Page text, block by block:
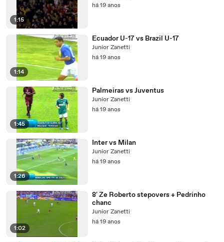
1:15
há 19 anos
1:14
Ecuador U-17 vs Brazil U-17
Junior Zanetti
há 19 anos
1:45
Palmeiras vs Juventus
Junior Zanetti
há 19 anos
1:26
Inter vs Milan
Junior Zanetti
há 19 anos
1:02
8' Ze Roberto stepovers + Pedrinho
chanc
Junior Zanetti
há 19 anos